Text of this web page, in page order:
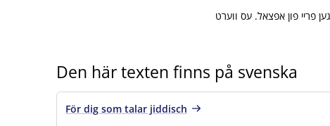
פריי פון אפצאל. עס ווערט
Den här texten finns på svenska
För dig som talar jiddisch